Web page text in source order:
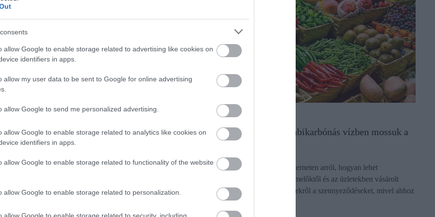
allow Google to enable storage related to advertising like cookies on
identifiers in apps.
allow my user data to be sent to Google for online advertising
allow Google to send me personalized advertising.
allow Google to enable storage related to analytics like cookies on
identifiers in apps.
allow Google to enable storage related to functionality of the website
allow Google to enable storage related to personalization.
Verhetetlen lehet légtisztításban ez a szobanövény
Olyan növényt állít elő egy francia cég, amelyek egy átlagos
képesek kiszűrni a levegőből. Az is kiderült, mikortól lesz
NÖVÉNYTERMESZTÉS
Tényleg jó, ha szódabikarbónás vízben mossuk a
Számos videó terjed az interneten arról, hogyan lehet
megfelelően lemosni a termelőktől és az üzletekben vásárolt
gyümölcsökről és zöldségekről a szennyeződéseket, mivel ahhoz
a folyó csapvíz nem…